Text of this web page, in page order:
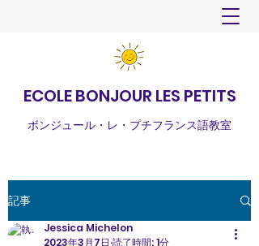
ECOLE BONJOUR LES PETITS
ボンジュール・レ・プチフランス語教室
記事
Jessica Michelon
2023年3月7日 読了時間: 1分